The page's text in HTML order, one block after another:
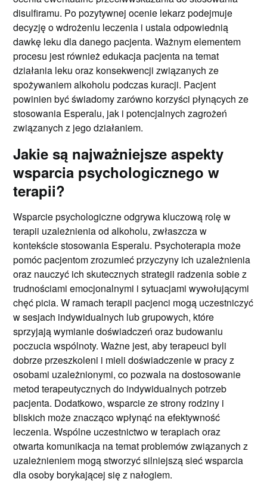
disulfiramu. Po pozytywnej ocenie lekarz podejmuje
decyzję o wdrożeniu leczenia i ustala odpowiednią
dawkę leku dla danego pacjenta. Ważnym elementem
procesu jest również edukacja pacjenta na temat
działania leku oraz konsekwencji związanych ze
spożywaniem alkoholu podczas kuracji. Pacjent
powinien być świadomy zarówno korzyści płynących ze
stosowania Esperalu, jak i potencjalnych zagrożeń
związanych z jego działaniem.
Jakie są najważniejsze aspekty
wsparcia psychologicznego w
terapii?
Wsparcie psychologiczne odgrywa kluczową rolę w
terapii uzależnienia od alkoholu, zwłaszcza w
kontekście stosowania Esperalu. Psychoterapia może
pomóc pacjentom zrozumieć przyczyny ich uzależnienia
oraz nauczyć ich skutecznych strategii radzenia sobie z
trudnościami emocjonalnymi i sytuacjami wywołującymi
chęć picia. W ramach terapii pacjenci mogą uczestniczyć
w sesjach indywidualnych lub grupowych, które
sprzyjają wymianie doświadczeń oraz budowaniu
poczucia wspólnoty. Ważne jest, aby terapeuci byli
dobrze przeszkoleni i mieli doświadczenie w pracy z
osobami uzależnionymi, co pozwala na dostosowanie
metod terapeutycznych do indywidualnych potrzeb
pacjenta. Dodatkowo, wsparcie ze strony rodziny i
bliskich może znacząco wpłynąć na efektywność
leczenia. Wspólne uczestnictwo w terapiach oraz
otwarta komunikacja na temat problemów związanych z
uzależnieniem mogą stworzyć silniejszą sieć wsparcia
dla osoby borykającej się z nałogiem.